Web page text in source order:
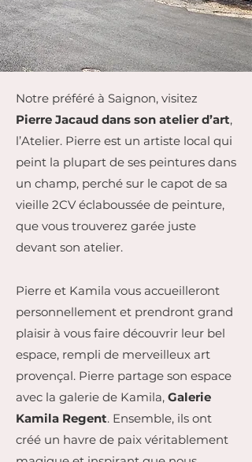
Notre préféré à Saignon, visitez
Pierre Jacaud dans son atelier d’art,
l’Atelier. Pierre est un artiste local qui
peint la plupart de ses peintures dans
un champ, perché sur le capot de sa
vieille 2CV éclaboussée de peinture,
que vous trouverez garée juste
devant son atelier.
Pierre et Kamila vous accueilleront
personnellement et prendront grand
plaisir à vous faire découvrir leur bel
espace, rempli de merveilleux art
provençal. Pierre partage son espace
avec la galerie de Kamila, Galerie
Kamila Regent. Ensemble, ils ont
créé un havre de paix véritablement